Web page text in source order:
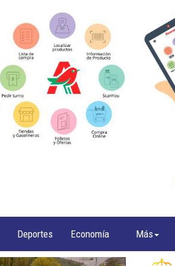
Deportes Economía Más